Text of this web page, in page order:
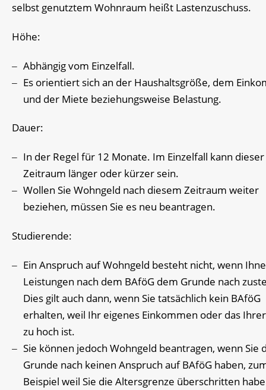
selbst genutztem Wohnraum heißt Lastenzuschuss.
Höhe:
Abhängig vom Einzelfall.
Es orientiert sich an der Haushaltsgröße, dem
und der Miete beziehungsweise Belastung.
Dauer:
In der Regel für 12 Monate. Im Einzelfall kann dieser
Zeitraum länger oder kürzer sein.
Wollen Sie Wohngeld nach diesem Zeitraum weiter
beziehen, müssen Sie es neu beantragen.
Studierende:
Ein Anspruch auf Wohngeld besteht nicht, wenn
Leistungen nach dem BAföG dem Grunde nach
Dies gilt auch dann, wenn Sie tatsächlich kein BAföG
erhalten, weil Ihr eigenes Einkommen oder das
zu hoch ist.
Sie können jedoch Wohngeld beantragen, wenn Sie
Grunde nach keinen Anspruch auf BAföG haben,
Beispiel weil Sie die Altersgrenze überschritten